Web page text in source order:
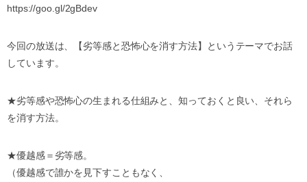
https://goo.gl/2gBdev
今回の放送は、【劣等感と恐怖心を消す方法】というテーマでお話
しています。
★劣等感や恐怖心の生まれる仕組みと、知っておくと良い、それら
を消す方法。
★優越感＝劣等感。
（優越感で誰かを見下すこともなく、